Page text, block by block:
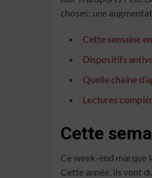
choses: une
Cette semaine
Dispositifs
Quelle chaîne
Lectures
Cette
Ce week-end marque
Cette année, ils vont